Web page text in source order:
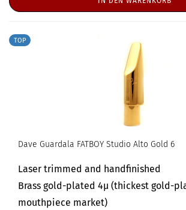
TOP
Dave Guardala FATBOY Studio Alto Gold 6
Laser trimmed and handfinished
Brass gold-plated 4µ (thickest gold-
mouthpiece market)